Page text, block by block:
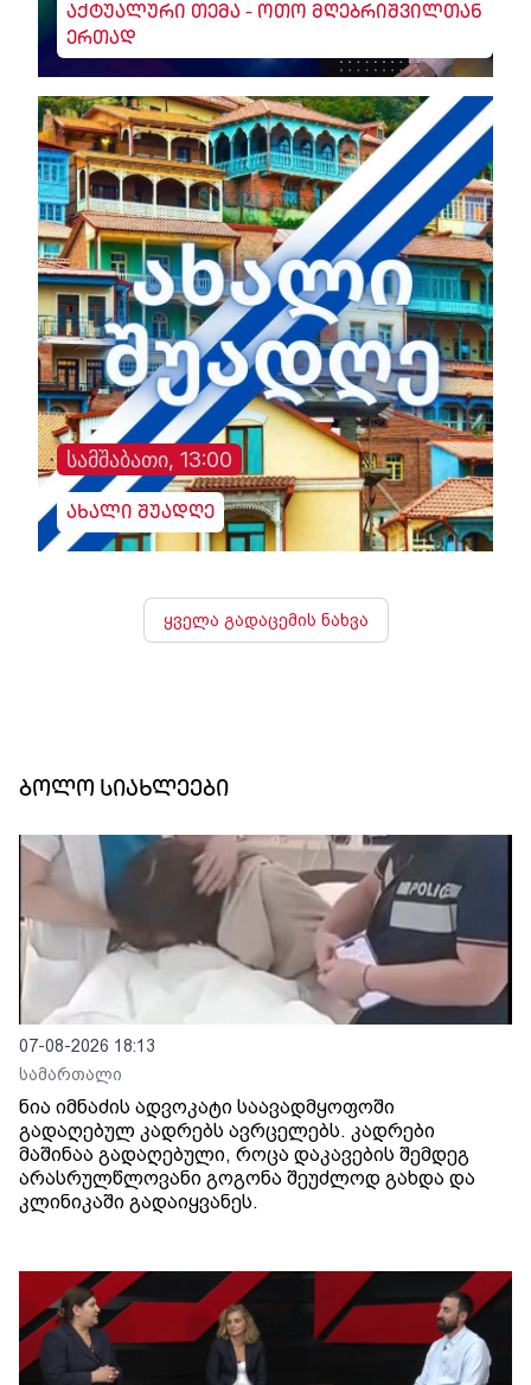
აქტუალური თემა - ოთო მღებრიშვილთან
ერთად
სამშაბათი, 13:00
ახალი შუადღე
ყველა გადაცემის ნახვა
ბოლო სიახლეები
07-08-2026 18:13
სამართალი
ნია იმნაძის ადვოკატი საავადმყოფოში
გადაღებულ კადრებს ავრცელებს. კადრები
მაშინაა გადაღებული, როცა დაკავების შემდეგ
არასრულწლოვანი გოგონა შეუძლოდ გახდა და
კლინიკაში გადაიყვანეს.